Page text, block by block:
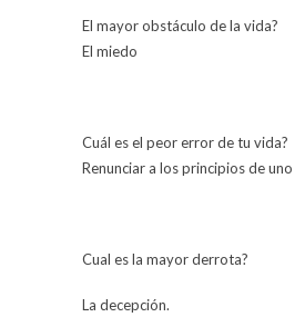
El mayor obstáculo de la vida?
El miedo
Cuál es el peor error de tu vida?
Renunciar a los principios de uno
Cual es la mayor derrota?
La decepción.